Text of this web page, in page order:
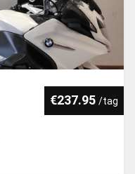
€237.95 /tag